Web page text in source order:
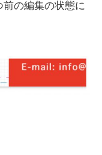
の編集の状態に